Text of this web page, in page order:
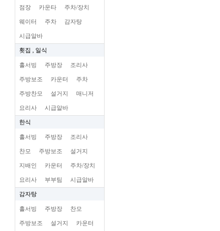
점장 카운타 주차/장치
웨이터 주차 감자탕
시급알바
횟집 , 일식
홀서빙 주방장 조리사
주방보조 카운터 주차
주방찬모 설거지 매니저
요리사 시급알바
한식
홀서빙 주방장 조리사
찬모 주방보조 설거지
지배인 카운터 주차/장치
요리사 부부팀 시급알바
감자탕
홀서빙 주방장 찬모
주방보조 설거지 카운터